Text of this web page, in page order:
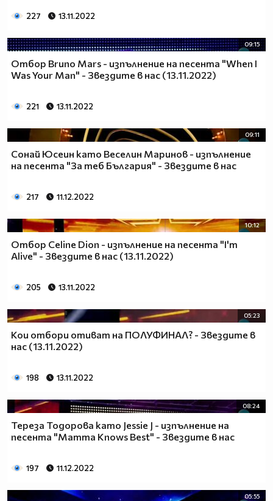
227 13.11.2022
09:15
Отбор Bruno Mars - изпълнение на песента "When I
Was Your Man" - Звездите в нас (13.11.2022)
221 13.11.2022
09:11
Сонай Юсеин като Веселин Маринов - изпълнение
на песента "За теб България" - Звездите в нас
217 11.12.2022
10:12
Отбор Celine Dion - изпълнение на песента "I'm
Alive" - Звездите в нас (13.11.2022)
205 13.11.2022
05:23
Кои отбори отиват на ПОЛУФИНАЛ? - Звездите в
нас (13.11.2022)
198 13.11.2022
08:24
Тереза Тодорова като Jessie J - изпълнение на
песента "Mamma Knows Best" - Звездите в нас
197 11.12.2022
05:55